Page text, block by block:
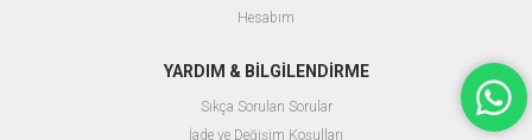
Hesabım
YARDIM & BİLGİLENDİRME
Sıkça Sorulan Sorular
İade ve Değişim Koşulları